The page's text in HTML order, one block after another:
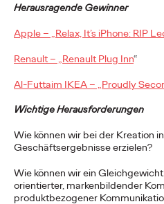
Herausragende Gewinner
Apple – „Relax, It’s iPhone: RIP
Renault – „Renault Plug Inn“
Al-Futtaim IKEA – „Proudly
Wichtige Herausforderungen
Wie können wir bei der Kreation
Geschäftsergebnisse erzielen?
Wie können wir ein
orientierter, markenbildender
produktbezogener
NEWS
Ogilvy
Auftrag von
Ogilvy Wien
WIEN, DÜSSELDORF. Die